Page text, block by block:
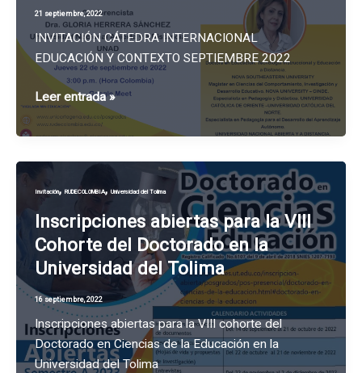
la
Educación
Superior
en
América
Latina
21 septiembre, 2022
INVITACIÓN CÁTEDRA INTERNACIONAL
EDUCACIÓN Y CONTEXTO SEPTIEMBRE 2022
INVITACIÓN
CÁTEDRA
INTERNACIONAL
CONTEXTO
SEPTIEMBRE
2022
Leer entrada »
Invitación,RUDECOLOMBIA,Universidad del Tolima
Inscripciones abiertas para la VIII
Cohorte del Doctorado en la
Universidad del Tolima
16 septiembre, 2022
Inscripciones abiertas para la VIII cohorte del
Doctorado en Ciencias de la Educación en la
Universidad del Tolima